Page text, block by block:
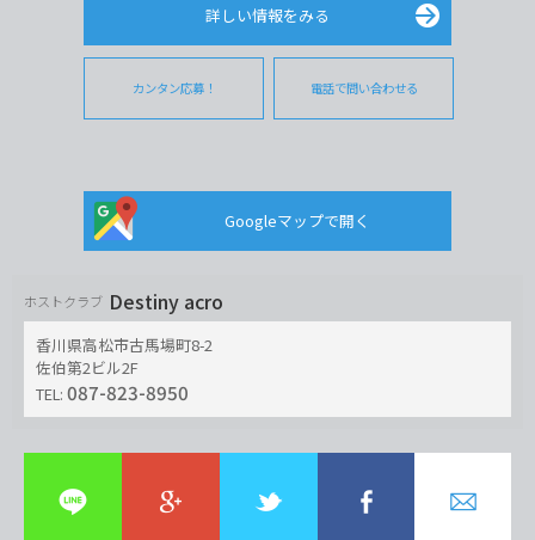
詳しい情報をみる
カンタン応募！ 電話で問い合わせる
Googleマップで開く
ホストクラブ Destiny acro
香川県高松市古馬場町8-2
佐伯第2ビル2F
TEL: 087-823-8950